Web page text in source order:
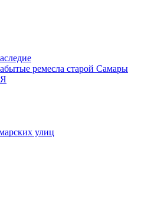
ремесла старой Самары
улиц